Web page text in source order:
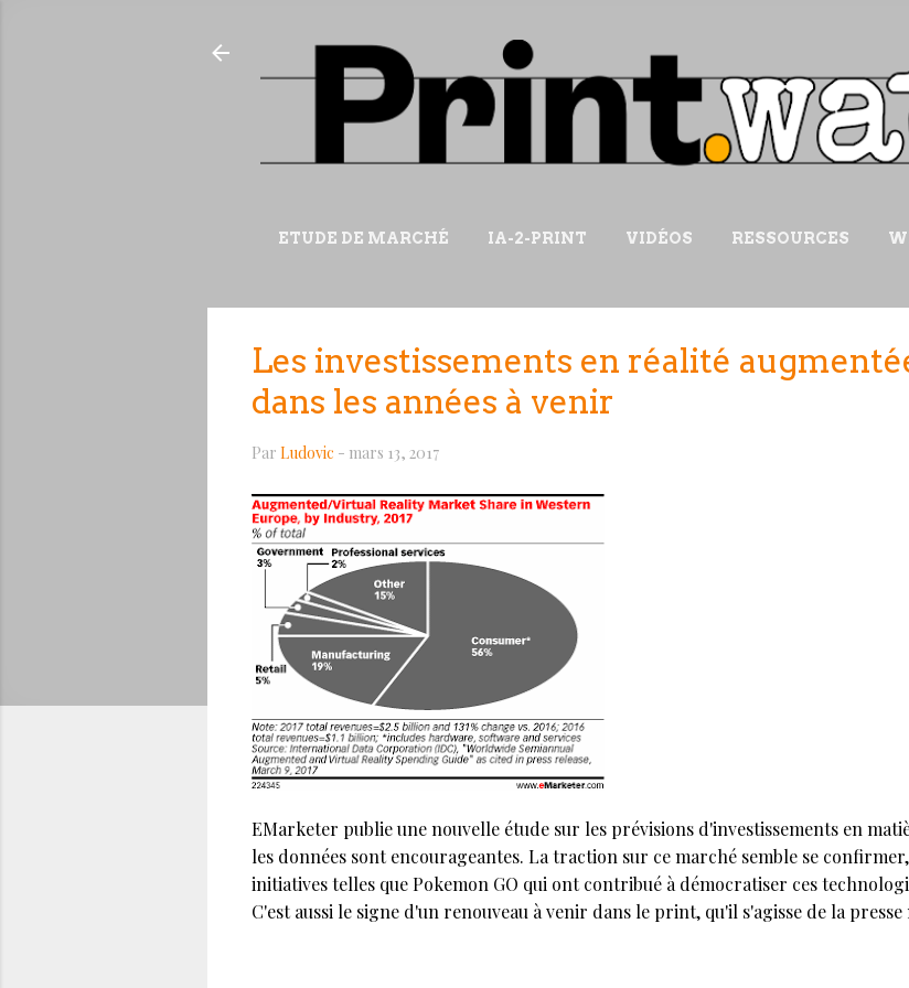
ETUDE DE MARCHÉ IA-2-PRINT VIDÉOS RESSOURCES
Les investissements en réalité
dans les années à venir
Par Ludovic - mars 13, 2017
EMarketer publie une nouvelle étude sur les prévisions d'investissements en
les données sont encourageantes. La traction sur ce marché semble se
initiatives telles que Pokemon GO qui ont contribué à démocratiser ces
C'est aussi le signe d'un renouveau à venir dans le print, qu'il s'agisse de la